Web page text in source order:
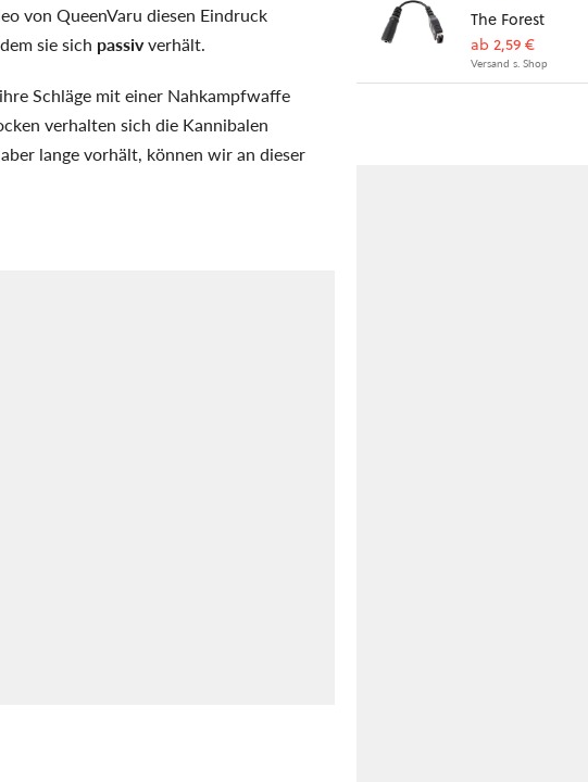
von QueenVaru diesen Eindruck
sie sich passivverhält.
Schläge mit einer Nahkampfwaffe
verhalten sich die Kannibalen
lange vorhält, können wir an dieser
The Forest
ab 2,59 €
Versand s. Shop